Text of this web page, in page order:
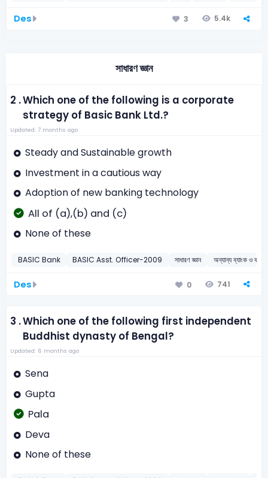
Des 3 5.4k
সাধারণ জ্ঞান
2 .Which one of the following is a corporate
strategy of Basic Bank Ltd.?
Updated: 7 months ago
Steady and Sustainable growth
Investment in a cautious way
Adoption of new banking technology
All of (a),(b) and (c)
None of these
BASIC Bank BASIC Asst. Officer-2009 সাধারণ জ্ঞান অন্যান্য ব্যাংক ও
Des 0 741
3 .Which one of the following first independent
Buddhist dynasty of Bengal?
Updated: 6 months ago
Sena
Gupta
Pala
Deva
None of these